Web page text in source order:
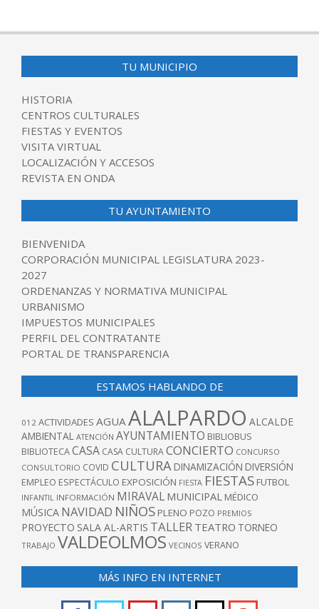
TU MUNICIPIO
HISTORIA
CENTROS CULTURALES
FIESTAS Y EVENTOS
VISITA VIRTUAL
LOCALIZACIÓN Y ACCESOS
REVISTA EN ONDA
TU AYUNTAMIENTO
BIENVENIDA
CORPORACIÓN MUNICIPAL LEGISLATURA 2023-
2027
ORDENANZAS Y NORMATIVA MUNICIPAL
URBANISMO
IMPUESTOS MUNICIPALES
PERFIL DEL CONTRATANTE
PORTAL DE TRANSPARENCIA
ESTAMOS HABLANDO DE
012 ACTIVIDADES AGUA ALALPARDO ALCALDE
AMBIENTAL ATENCIÓN AYUNTAMIENTO BIBLIOBUS
BIBLIOTECACASA CASA CULTURACONCIERTO CONCURSO
CONSULTORIO COVID CULTURA DINAMIZACIÓN DIVERSIÓN
EMPLEO ESPECTÁCULO EXPOSICIÓN FIESTA FIESTAS FUTBOL
INFANTIL INFORMACIÓN MIRAVAL MUNICIPAL MÉDICO
MÚSICA NAVIDAD NIÑOS PLENO POZO PREMIOS
PROYECTO SALA AL-ARTIS TALLER TEATRO TORNEO
TRABAJO VALDEOLMOS VECINOS VERANO
MÁS INFO EN INTERNET